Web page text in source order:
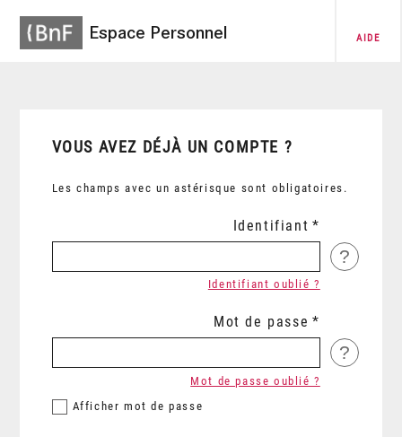
Espace Personnel AIDE
VOUS AVEZ DÉJÀ UN COMPTE ?
Les champs avec un astérisque sont obligatoires.
Identifiant
?
Identifiant oublié ?
Mot de passe
?
Afficher mot de passe
Mot de passe oublié ?